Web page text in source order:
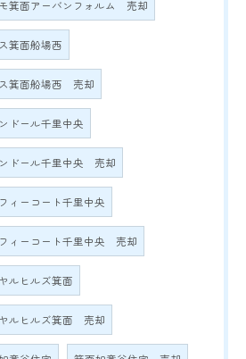
箕面アーバンフォルム 売却
箕面船場西
箕面船場西 売却
ドール千里中央
ドール千里中央 売却
ィーコート千里中央
ィーコート千里中央 売却
ルヒルズ箕面
ルヒルズ箕面 売却